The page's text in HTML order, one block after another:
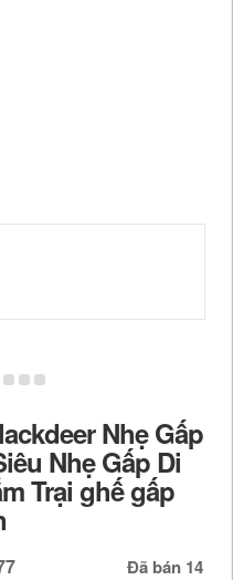
Nhẹ Gấp
Nhẹ Gấp Di
Trại ghế gấp
Đã bán 14